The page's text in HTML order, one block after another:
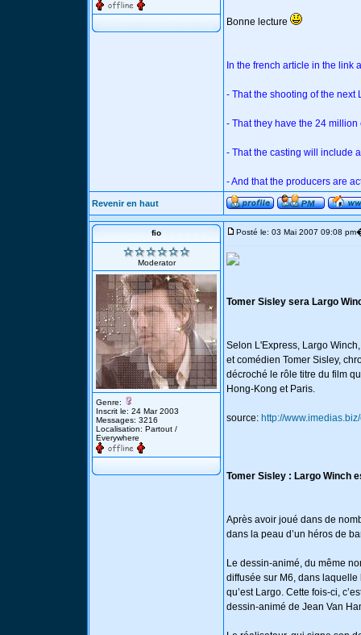
Bonne lecture
In the french article in the link
- That the shooting of the next
- That they have the 24
- That the casting will include
- And that the producers are
Revenir en haut
fio
Moderator
Genre:
Inscrit le: 24 Mar 2003
Messages: 3216
Localisation: Partout /
Everywhere
Posté le: 03 Mai 2007 09:08 pm
Tomer Sisley sera Largo
Selon L'Express, Largo
et comédien Tomer Sisley,
décroché le rôle titre du film
Hong-Kong et Paris.
source: http://
Tomer Sisley : Largo Winch
Après avoir joué dans de
dans la peau d’un héros de
Le dessin-animé, du même
diffusée sur M6, dans
qu’est Largo. Cette fois-ci,
dessin-animé de Jean Van